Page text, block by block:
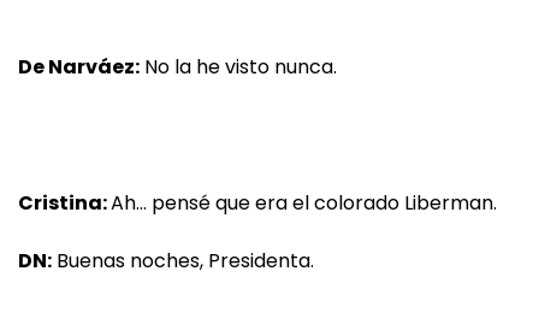
De Narváez: No la he visto nunca.
Cristina:Ah… pensé que era el colorado Liberman.
DN: Buenas noches, Presidenta.